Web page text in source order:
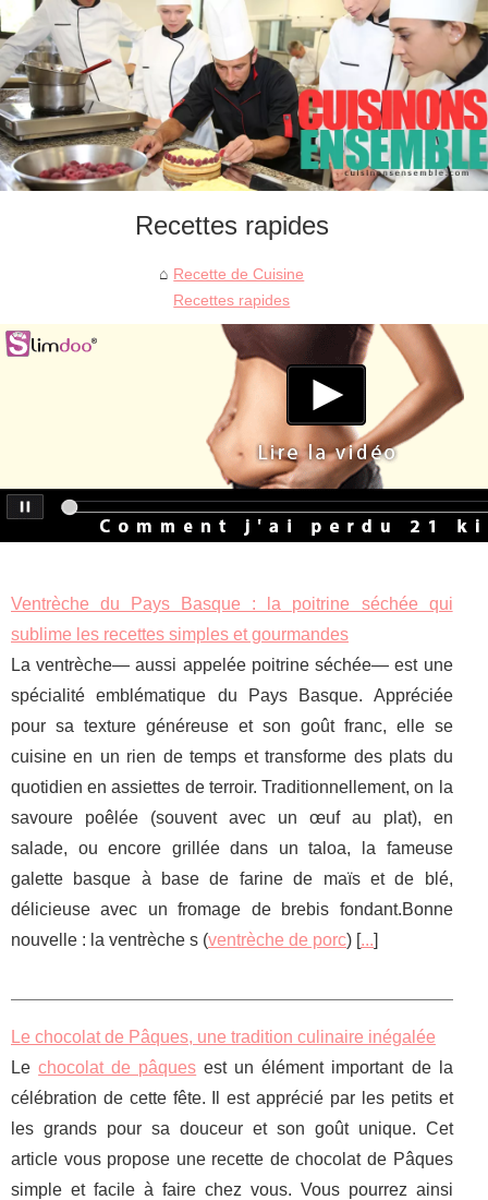
Recettes rapides
Recette de Cuisine
Recettes rapides
Ventrèche du Pays Basque : la poitrine séchée qui
sublime les recettes simples et gourmandes
La ventrèche— aussi appelée poitrine séchée— est une
spécialité emblématique du Pays Basque. Appréciée
pour sa texture généreuse et son goût franc, elle se
cuisine en un rien de temps et transforme des plats du
quotidien en assiettes de terroir. Traditionnellement, on la
savoure poêlée (souvent avec un œuf au plat), en
salade, ou encore grillée dans un taloa, la fameuse
galette basque à base de farine de maïs et de blé,
délicieuse avec un fromage de brebis fondant.Bonne
nouvelle : la ventrèche s (ventrèche de porc) [...]
Le chocolat de Pâques, une tradition culinaire inégalée
Lechocolat de pâques est un élément important de la
célébration de cette fête. Il est apprécié par les petits et
les grands pour sa douceur et son goût unique. Cet
article vous propose une recette de chocolat de Pâques
simple et facile à faire chez vous. Vous pourrez ainsi